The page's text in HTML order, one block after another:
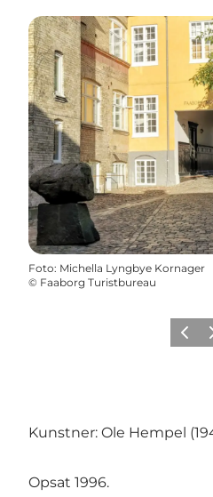
Foto: Michella Lyngbye Kornager
© Faaborg Turistbureau
Kunstner: Ole Hempel
Opsat 1996.